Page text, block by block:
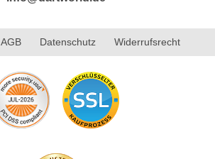
AGB Datenschutz Widerrufsrecht